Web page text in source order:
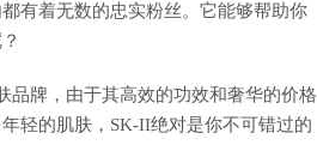
有着无数的忠实粉丝。它能够帮助你
牌，由于其高效的功效和奢华的价格
轻的肌肤，SK-II绝对是你不可错过的